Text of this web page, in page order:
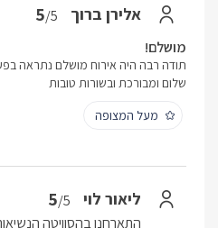
אלירן ברוך 5/5
מושלם!
תודה רבה היה אירוח מושלם נתראה
שלום ומבורכת ובשורות טובות
מעל המצופה
ליאור לוי 5/5
התארחנו בהסוויטה